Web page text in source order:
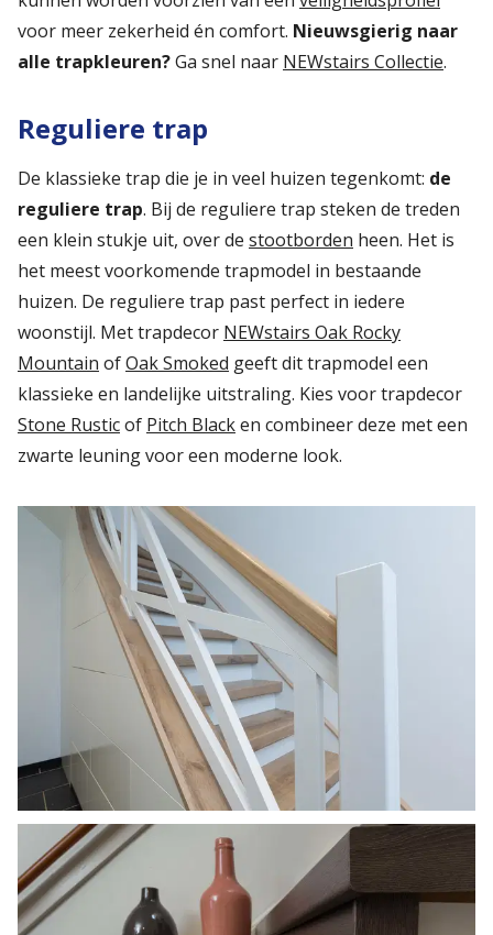
voor meer zekerheid én comfort. Nieuwsgierig naar
alle trapkleuren?Ga snel naar NEWstairs Collectie.
Reguliere trap
De klassieke trap die je in veel huizen tegenkomt: de
reguliere trap. Bij de reguliere trap steken de treden
een klein stukje uit, over de stootborden heen. Het is
het meest voorkomende trapmodel in bestaande
huizen. De reguliere trap past perfect in iedere
woonstijl. Met trapdecor NEWstairs Oak Rocky
Mountain ofOak Smoked geeft dit trapmodel een
klassieke en landelijke uitstraling. Kies voor trapdecor
Stone Rusticof Pitch Blacken combineer deze met een
zwarte leuning voor een moderne look.